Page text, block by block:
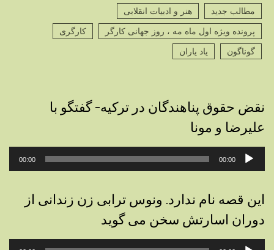
مطالب جدید
هنر و ادبیات انقلابی
پرونده ویژه اول ماه مه ، روز جهانی کارگر
کارگری
گوناگون
یاد یاران
نقض حقوق پناهندگان در ترکیه- گفتگو با
علیرضا و مونا
پخش‌کننده
00:00
00:00
این قصه نام ندارد. ونوس ترابی زن زندانی از
دوران اسارتش سخن می گوید
پخش‌کننده